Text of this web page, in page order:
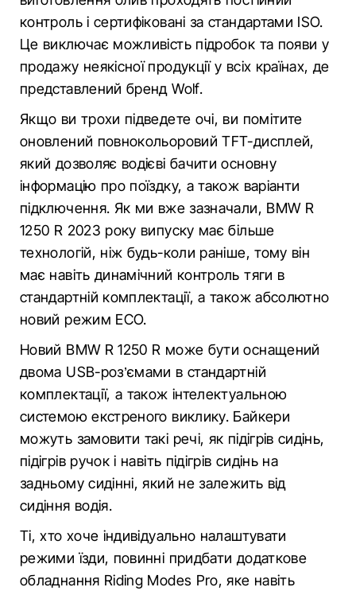
контроль і сертифіковані за стандартами ISO.
Це виключає можливість підробок та появи у
продажу неякісної продукції у всіх країнах, де
представлений бренд Wolf.
Якщо ви трохи підведете очі, ви помітите
оновлений повнокольоровий TFT-дисплей,
який дозволяє водієві бачити основну
інформацію про поїздку, а також варіанти
підключення. Як ми вже зазначали, BMW R
1250 R 2023 року випуску має більше
технологій, ніж будь-коли раніше, тому він
має навіть динамічний контроль тяги в
стандартній комплектації, а також абсолютно
новий режим ECO.
Новий BMW R 1250 R може бути оснащений
двома USB-роз’ємами в стандартній
комплектації, а також інтелектуальною
системою екстреного виклику. Байкери
можуть замовити такі речі, як підігрів сидінь,
підігрів ручок і навіть підігрів сидінь на
задньому сидінні, який не залежить від
сидіння водія.
Ті, хто хоче індивідуально налаштувати
режими їзди, повинні придбати додаткове
обладнання Riding Modes Pro, яке навіть